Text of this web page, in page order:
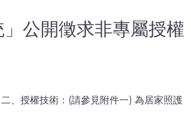
公開徵求非專屬授權
、授權技術：(請參見附件一) 為居家照護